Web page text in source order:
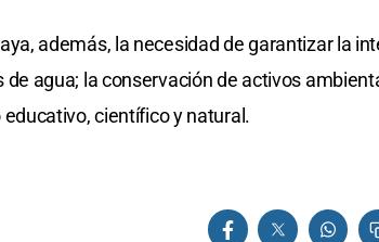
además, la necesidad de garantizar la
de agua; la conservación de activos
científico y natural.